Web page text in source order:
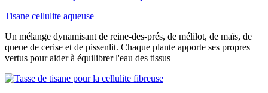
Tisane cellulite aqueuse
Un mélange dynamisant de reine-des-prés, de mélilot, de maïs, de
queue de cerise et de pissenlit. Chaque plante apporte ses propres
vertus pour aider à équilibrer l'eau des tissus